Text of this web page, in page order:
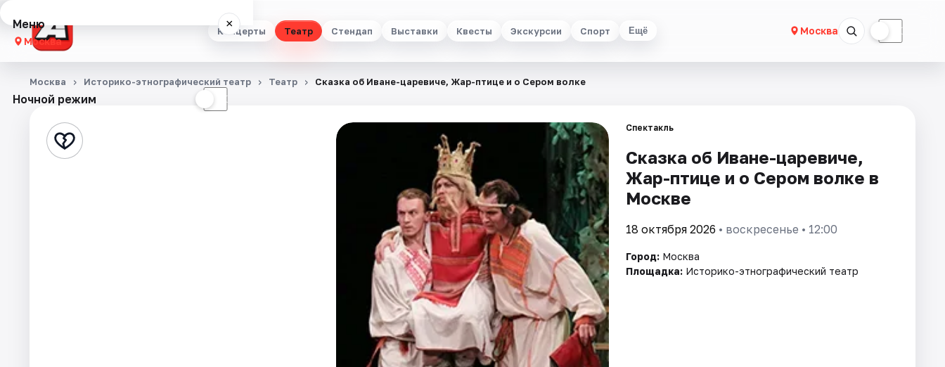
Концерты Театр Стендап Выставки Квесты Экскурсии Спорт Ещё Москва ☾
Меню ×
Москва
Концерты
Стендап
Ночной режим ☾
Москва Историко-этнографический театр Театр Сказка об Иване-царевиче, Жар-птице и о Сером волке
Спектакль
Сказка об Иване-царевиче,
Жар-птице и о Сером волке в
Москве
18 октября 2026 • воскресенье • 12:00
Город: Москва
Площадка: Историко-этнографический театр